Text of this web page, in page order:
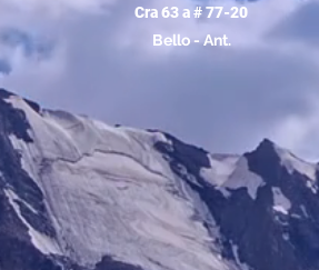
Cra 63 a # 77-20
Bello - Ant.